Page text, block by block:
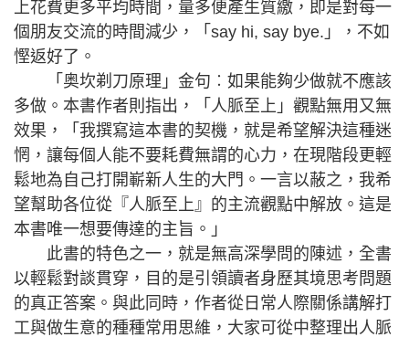
上花費更多平均時間，量多便產生質繳，即是對每一
個朋友交流的時間減少，「say hi, say bye.」，不如
慳返好了。
「奥坎剃刀原理」金句︰如果能夠少做就不應該
多做。本書作者則指出，「人脈至上」觀點無用又無
效果，「我撰寫這本書的契機，就是希望解決這種迷
惘，讓每個人能不要耗費無謂的心力，在現階段更輕
鬆地為自己打開嶄新人生的大門。一言以蔽之，我希
望幫助各位從『人脈至上』的主流觀點中解放。這是
本書唯一想要傳達的主旨。」
此書的特色之一，就是無高深學問的陳述，全書
以輕鬆對談貫穿，目的是引領讀者身歷其境思考問題
的真正答案。與此同時，作者從日常人際關係講解打
工與做生意的種種常用思維，大家可從中整理出人脈